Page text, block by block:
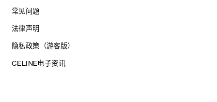
常见问题
法律声明
隐私政策（游客版）
CELINE电子资讯